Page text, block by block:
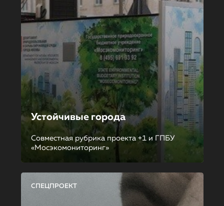
Устойчивые города
Совместная рубрика проекта +1 и ГПБУ
«Мосэкомониторинг»
СПЕЦПРОЕКТ